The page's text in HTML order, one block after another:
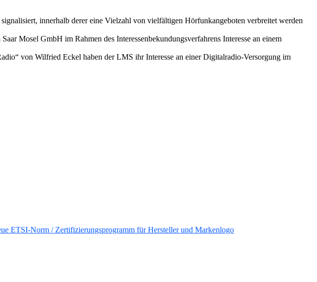
innerhalb derer eine Vielzahl von vielfältigen Hörfunkangeboten verbreitet werden
Mosel GmbH im Rahmen des Interessenbekundungsverfahrens Interesse an einem
von Wilfried Eckel haben der LMS ihr Interesse an einer Digitalradio-Versorgung im
ETSI-Norm / Zertifizierungsprogramm für Hersteller und Markenlogo